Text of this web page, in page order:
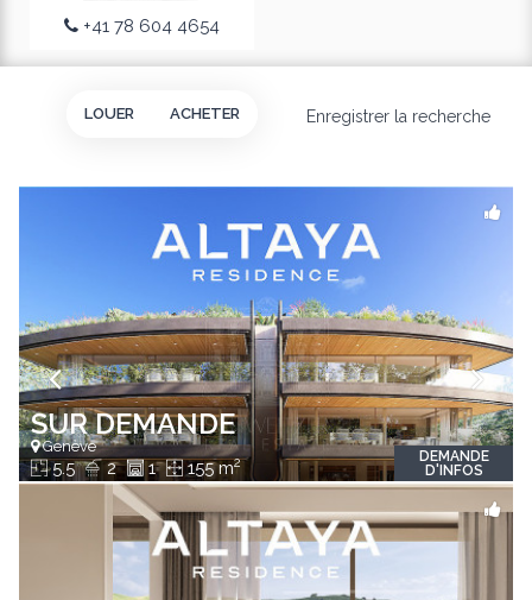
+41 78 604 4654
Enregistrer la recherche
LOUER ACHETER
SUR DEMANDE
Genève
5.5 2 1 155 m2
DEMANDE
D'INFOS